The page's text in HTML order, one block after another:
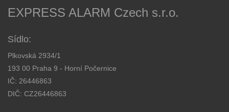
EXPRESS ALARM Czech s.r.o.
Sídlo:
Plkovská 2934/1
193 00 Praha 9 - Horní Počernice
IČ: 26446863
DIČ: CZ26446863